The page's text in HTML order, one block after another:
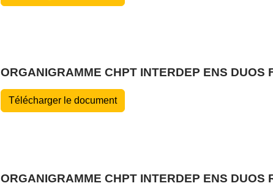
ORGANIGRAMME CHPT INTERDEP ENS DUOS
Télécharger le document
ORGANIGRAMME CHPT INTERDEP ENS DUOS